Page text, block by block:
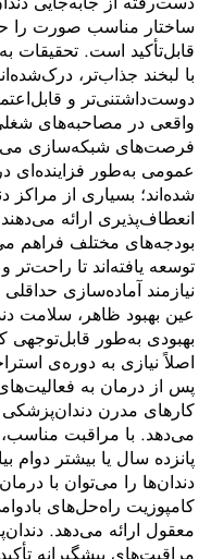
ساختار مناسب صورت را
قابل‌تأکید است. تحقیقات
با لبخند جذاب‌تر،
دوست‌داشتنی‌تر و
واقعی در مصاحبه‌های
فرصت‌های شبکه‌سازی
عمومی به‌طور فزاینده‌ای
شده‌اند؛ بسیاری از
انعطاف‌پذیری ارائه
بودجه‌های مختلف فراهم
توسعه یافته‌اند تا راحت‌تر
نیازمند آماده‌سازی
عین بهبود ظاهر، سلامت
بهبودی به‌طور
اصلاً نیازی به دوره‌ی
پس از درمان به
کارهای مدرن
می‌دهد. با مراقبت
پانزده سال یا بیشتر دوام
دندان‌ها را می‌توان با
کامپوزیت راه‌حل‌های
معقول ارائه می‌دهد.